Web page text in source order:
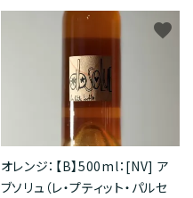
オレンジ：【B】500ml：[NV] ア
ブソリュ（レ・プティット・パルセ
favorite